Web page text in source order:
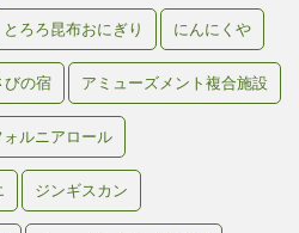
とろろ昆布おにぎり にんにくや
びの宿 アミューズメント複合施設
ォルニアロール
ジンギスカン